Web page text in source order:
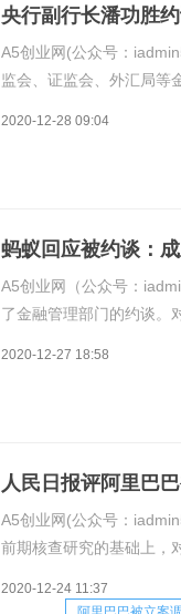
央行副行长潘功胜
A5创业网(公众号：
监会、证监会、外汇局等
长潘功胜代表四部门就
么？答：党中央高度重视
2020-12-28 09:04
蚂蚁回应被约谈：
A5创业网（公众号：
了金融管理部门的约谈。
实监管要求，坚守服务
则，健全公司治理、梳理
2020-12-27 18:58
人民日报评阿里巴
A5创业网(公众号：
前期核查研究的基础上，
谣，认为无中生有，会起
2020-12-24 11:37